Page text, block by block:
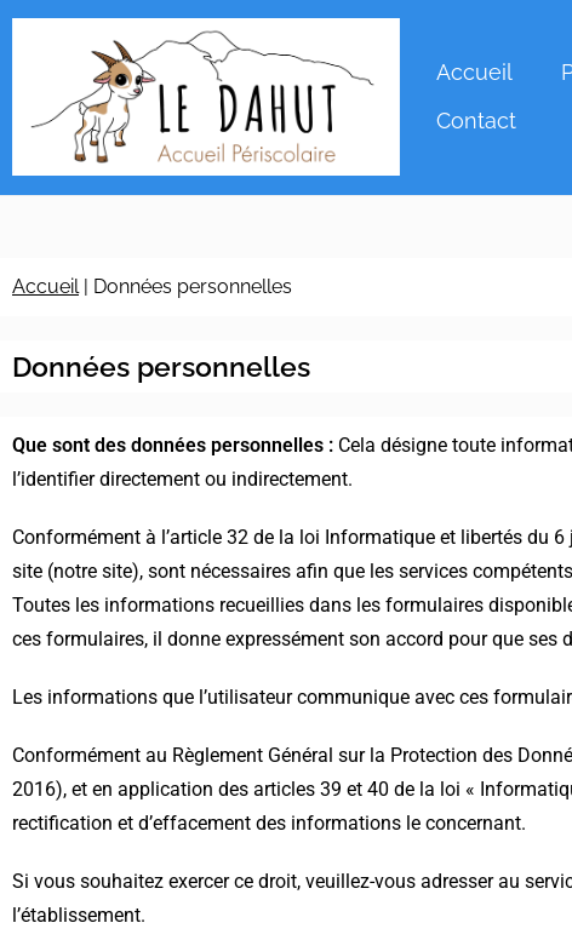
Accueil
Contact
Accueil| Données personnelles
Données personnelles
Que sont des données personnelles : Cela désigne toute
l’identifier directement ou indirectement.
Conformément à l’article 32 de la loi Informatique et libertés du
site (notre site), sont nécessaires afin que les services
Toutes les informations recueillies dans les formulaires
ces formulaires, il donne expressément son accord pour que
Les informations que l’utilisateur communique avec ces
Conformément au Règlement Général sur la Protection des
2016), et en application des articles 39 et 40 de la loi «
rectification et d’effacement des informations le concernant.
Si vous souhaitez exercer ce droit, veuillez-vous adresser au
l’établissement.